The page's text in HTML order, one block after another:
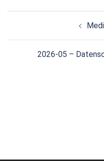
2026-05 –